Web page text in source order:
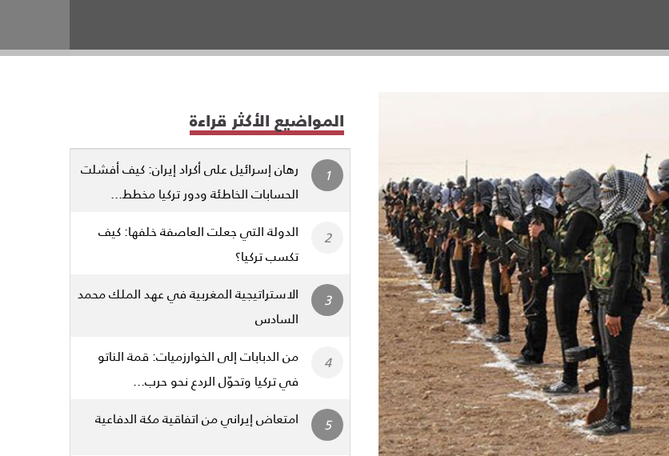
المواضيع الأكثر قراءة
رهان إسرائيل على أكراد إيران: كيف أفشلت
الحسابات الخاطئة ودور تركيا مخطط...
الدولة التي جعلت العاصفة خلفها: كيف
تكسب تركيا؟
الاستراتيجية المغربية في عهد الملك محمد
السادس
من الدبابات إلى الخوارزميات: قمة الناتو
في تركيا وتحوّل الردع نحو حرب...
امتعاض إيراني من اتفاقية مكة الدفاعية